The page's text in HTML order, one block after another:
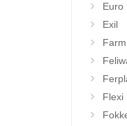
Euro
Exil
Flexi